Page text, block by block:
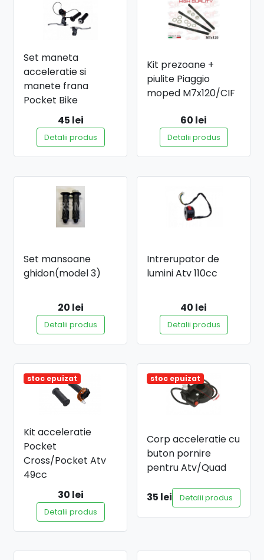
Set maneta
acceleratie si
manete frana
Pocket Bike
45 lei
Detalii produs
Kit prezoane +
piulite Piaggio
moped M7x120/CIF
60 lei
Detalii produs
Set mansoane
ghidon(model 3)
20 lei
Detalii produs
Intrerupator de
lumini Atv 110cc
40 lei
Detalii produs
stoc epuizat
Kit acceleratie
Pocket
Cross/Pocket Atv
49cc
30 lei
Detalii produs
stoc epuizat
Corp acceleratie cu
buton pornire
pentru Atv/Quad
35 lei Detalii produs